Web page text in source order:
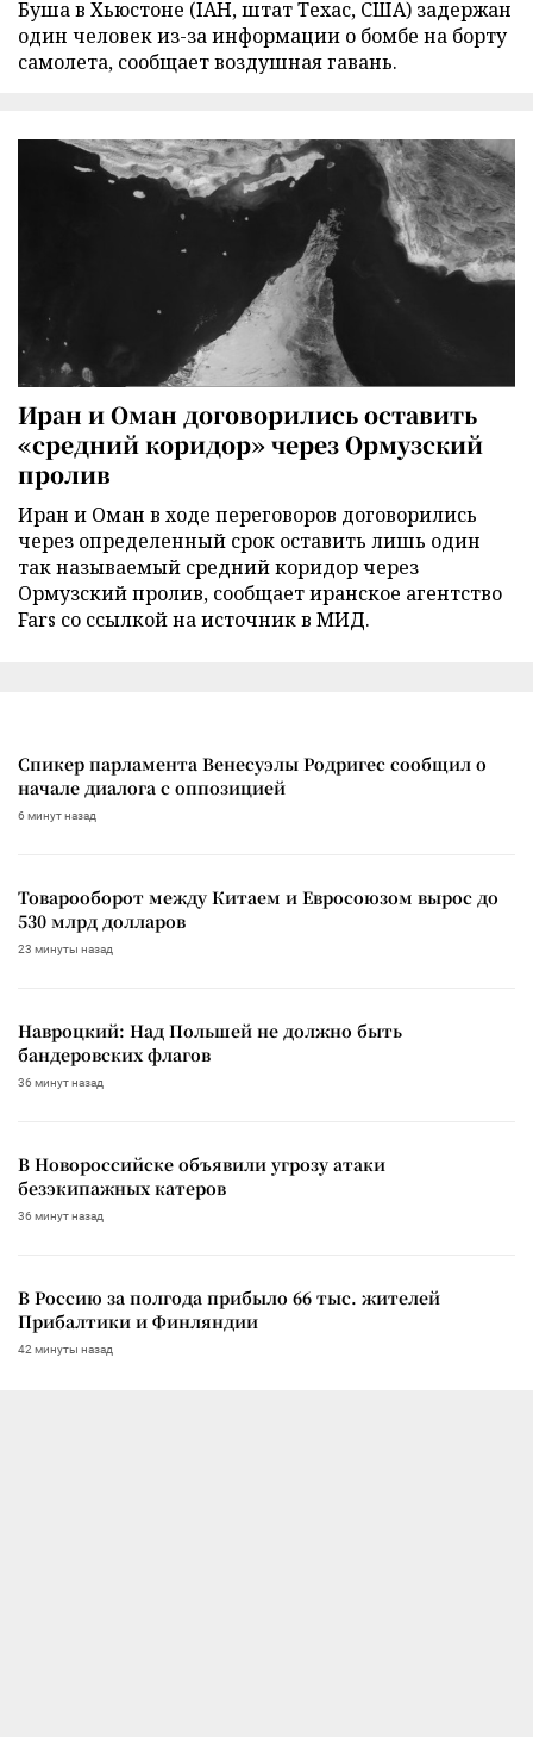
Буша в Хьюстоне (IAH, штат Техас, США) задержан
один человек из-за информации о бомбе на борту
самолета, сообщает воздушная гавань.
Иран и Оман договорились оставить
«средний коридор» через Ормузский
пролив
Иран и Оман в ходе переговоров договорились
через определенный срок оставить лишь один
так называемый средний коридор через
Ормузский пролив, сообщает иранское агентство
Fars со ссылкой на источник в МИД.
Спикер парламента Венесуэлы Родригес сообщил о
начале диалога с оппозицией
6 минут назад
Товарооборот между Китаем и Евросоюзом вырос до
530 млрд долларов
23 минуты назад
Навроцкий: Над Польшей не должно быть
бандеровских флагов
36 минут назад
В Новороссийске объявили угрозу атаки
безэкипажных катеров
36 минут назад
В Россию за полгода прибыло 66 тыс. жителей
Прибалтики и Финляндии
42 минуты назад